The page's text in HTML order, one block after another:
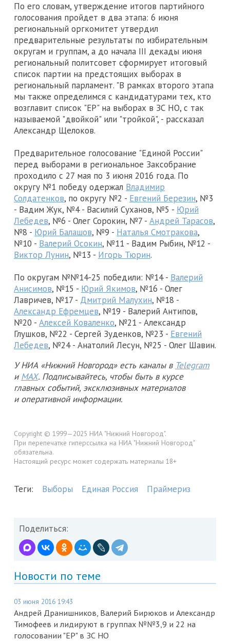
По его словам, утверждение итогов партийного
голосования пройдет в два этапа: 6 июня
региональный оргкомитет утвердил
предварительные результаты по избирательным
округам и группам, а до начала III декады июня
региональный политсовет сформирует итоговый
список партии на предстоящих выборах в
региональный парламент. "В рамках второго этапа
мы также определимся с кандидатурами тех, кто
возглавит список "ЕР" на выборах в ЗС НО, с так
называемой "двойкой" или "тройкой", - рассказал
Александр Щелоков.
Предварительное голосование "Единой России"
перед выборами в региональное Заксобрание
проходило с 27 мая по 3 июня 2016 года. По
округу №1 победу одержал Владимир
Солдатенков, по округу №2 - Евгений Березин, №3
- Вадим Жук, №4 - Василий Суханов, №5 - Юрий
Лебедев, №6 - Олег Сорокин, №7 - Андрей Тарасов,
№8 - Юрий Балашов, №9 - Наталья Смотракова,
№10 - Валерий Осокин, №11 - Вадим Рыбин, №12 -
Виктор Лунин, №13 - Игорь Тюрин.
По округам №№14-25 победили: №14 - Валерий
Анисимов, №15 - Юрий Якимов, №16 - Олег
Лавричев, №17 - Дмитрий Малухин, №18 -
Александр Ефремцев, №19 - Валерий Антипов,
№20 - Алексей Коваленко, №21 - Александр
Глушков, №22 - Сергей Зуденков, №23 - Евгений
Лебедев, №24 - Анатолий Лесун, №25 - Олег Шавин.
У НИА «Нижний Новгород» есть каналы в Telegram
и MAX. Подписывайтесь, чтобы быть в курсе
главных событий, эксклюзивных материалов
и оперативной информации.
Copyright © 1999—2025 НИА "Нижний Новгород".
При перепечатке гиперссылка на НИА "Нижний Новгород"
обязательна.
Настоящий ресурс может содержать материалы 18+
Теги: Выборы Единая Россия Праймериз
Поделиться:
Новости по теме
03 июня 2016 19:43
Андрей Дранишников, Валерий Бирюков и Александр
Тимофеев и лидируют в группах №№3,9 и 22 на
голосовании "ЕР" в ЗС НО